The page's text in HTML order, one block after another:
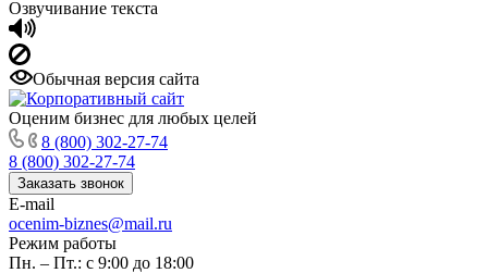
Озвучивание текста
Обычная версия сайта
Оценим бизнес для любых целей
8 (800) 302-27-74
8 (800) 302-27-74
Заказать звонок
E-mail
ocenim-biznes@mail.ru
Режим работы
Пн. – Пт.: с 9:00 до 18:00